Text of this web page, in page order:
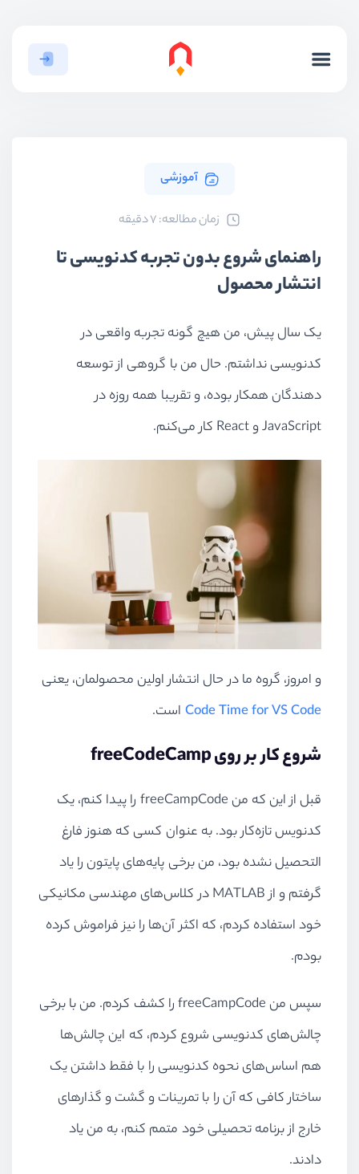
آموزشی
ﺯﻣﺎﻥ ﻣﻄﺎﻟﻌﻪ: 7 دقیقه
راهنمای شروع بدون تجربه کدنویسی تا
انتشار محصول
یک سال پیش، من هیچ گونه تجربه واقعی در
کدنویسی نداشتم. حال من با گروهی از توسعه
دهندگان همکار بوده، و تقریبا همه روزه در
JavaScript‌ و React کار می‌کنم.
و امروز، گروه ما در حال انتشار اولین محصولمان، یعنی
Code Time for VS Code است.
شروع کار بر روی freeCodeCamp
قبل از این که من freeCampCode را پیدا کنم، یک
کدنویس تازه‌کار بود. به عنوان کسی که هنوز فارغ
التحصیل نشده بود، من برخی پایه‌های پایتون را یاد
گرفتم و از MATLAB در کلاس‌های مهندسی مکانیکی
خود استفاده کردم،‌ که اکثر آن‌ها را نیز فراموش کرده
بودم.
سپس من freeCampCode را کشف کردم. من با برخی
چالش‌های کدنویسی شروع کردم، که این چالش‌ها
هم اساس‌های نحوه کدنویسی را با فقط داشتن یک
ساختار کافی که آن را با تمرینات و گشت و گذارهای
خارج از برنامه تحصیلی خود متمم کنم، به من یاد
دادند.